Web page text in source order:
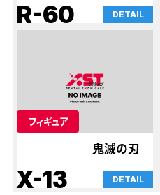
R-60 DETAIL
フィギュア
鬼滅の刃
X-13 DETAIL